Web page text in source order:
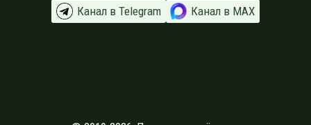
Канал в Telegram Канал в МАХ